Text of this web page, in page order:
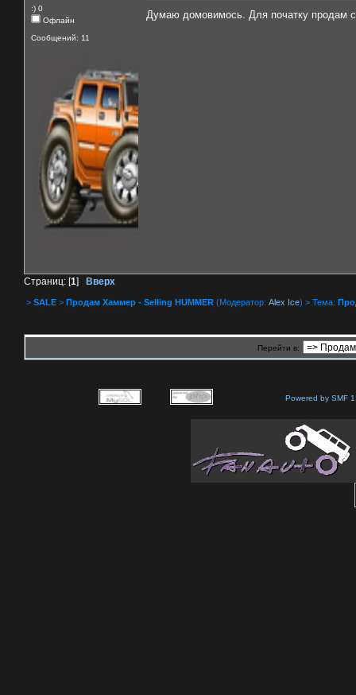
:) 0
Офлайн
Сообщений: 11
Думаю домовимось. Для початку продам
Страниц: [1] Вверх
> SALE > Продам Хаммер - Selling HUMMER (Модератор: Alex Ice) > Тема:
Перейти в:
Powered by SMF